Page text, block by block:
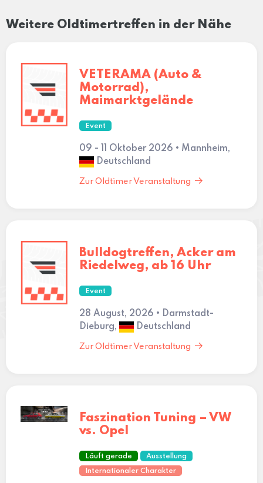
Weitere Oldtimertreffen in der Nähe
VETERAMA (Auto &
Motorrad),
Maimarktgelände
Event
09 - 11 Oktober 2026 • Mannheim,
Deutschland
Zur Oldtimer Veranstaltung
Bulldogtreffen, Acker am
Riedelweg, ab 16 Uhr
Event
28 August, 2026 • Darmstadt-
Dieburg,
Deutschland
Zur Oldtimer Veranstaltung
Faszination Tuning – VW
vs. Opel
Läuft gerade Ausstellung
Internationaler Charakter